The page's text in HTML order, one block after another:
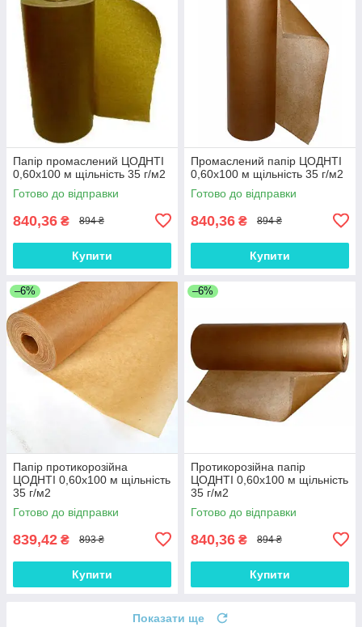
Папір промаслений ЦОДНТІ
0,60x100 м щільність 35 г/м2
Готово до відправки
840,36 ₴ 894 ₴
Купити
Промаслений папір ЦОДНТІ
0,60x100 м щільність 35 г/м2
Готово до відправки
840,36 ₴ 894 ₴
Купити
–6%
Папір протикорозійна
ЦОДНТІ 0,60x100 м щільність
35 г/м2
Готово до відправки
839,42 ₴ 893 ₴
Купити
–6%
Протикорозійна папір
ЦОДНТІ 0,60x100 м щільність
35 г/м2
Готово до відправки
840,36 ₴ 894 ₴
Купити
Показати ще